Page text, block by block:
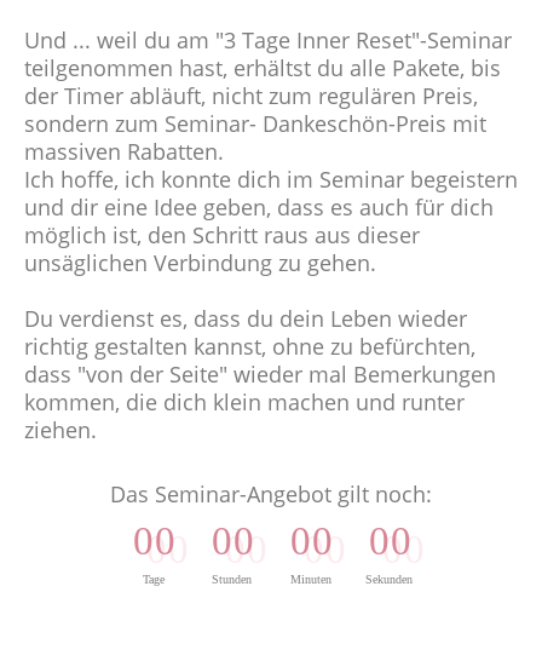
Und ... weil du am "3 Tage Inner Reset"-Seminar
teilgenommen hast, erhältst du alle Pakete, bis
der Timer abläuft, nicht zum regulären Preis,
sondern zum Seminar- Dankeschön-Preis mit
massiven Rabatten.
Ich hoffe, ich konnte dich im Seminar begeistern
und dir eine Idee geben, dass es auch für dich
möglich ist, den Schritt raus aus dieser
unsäglichen Verbindung zu gehen.
Du verdienst es, dass du dein Leben wieder
richtig gestalten kannst, ohne zu befürchten,
dass "von der Seite" wieder mal Bemerkungen
kommen, die dich klein machen und runter
ziehen.
Das Seminar-Angebot gilt noch:
00
Tage
00
Stunden
00
Minuten
00
Sekunden